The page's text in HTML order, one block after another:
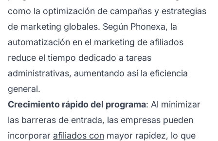
como la optimización de campañas y estrategias
de marketing globales. Según Phonexa, la
automatización en el marketing de afiliados
reduce el tiempo dedicado a tareas
administrativas, aumentando así la eficiencia
general.
Crecimiento rápido del programa: Al minimizar
las barreras de entrada, las empresas pueden
incorporar afiliados con mayor rapidez, lo que